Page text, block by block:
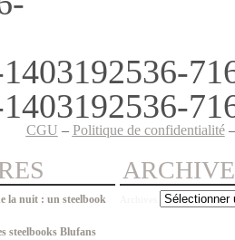
CGU – Politique de confidentialité
la nuit : un steelbook
steelbooks Blufans